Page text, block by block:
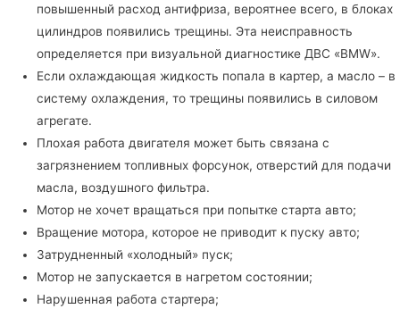
повышенный расход антифриза, вероятнее всего, в блоках
цилиндров появились трещины. Эта неисправность
определяется при визуальной диагностике ДВС «BMW».
Если охлаждающая жидкость попала в картер, а масло – в
систему охлаждения, то трещины появились в силовом
агрегате.
Плохая работа двигателя может быть связана с
загрязнением топливных форсунок, отверстий для подачи
масла, воздушного фильтра.
Мотор не хочет вращаться при попытке старта авто;
Вращение мотора, которое не приводит к пуску авто;
Затрудненный «холодный» пуск;
Мотор не запускается в нагретом состоянии;
Нарушенная работа стартера;